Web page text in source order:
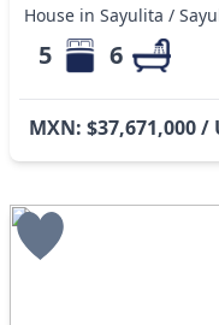
House in Sayulita /
5 6
MXN: $37,671,000 /